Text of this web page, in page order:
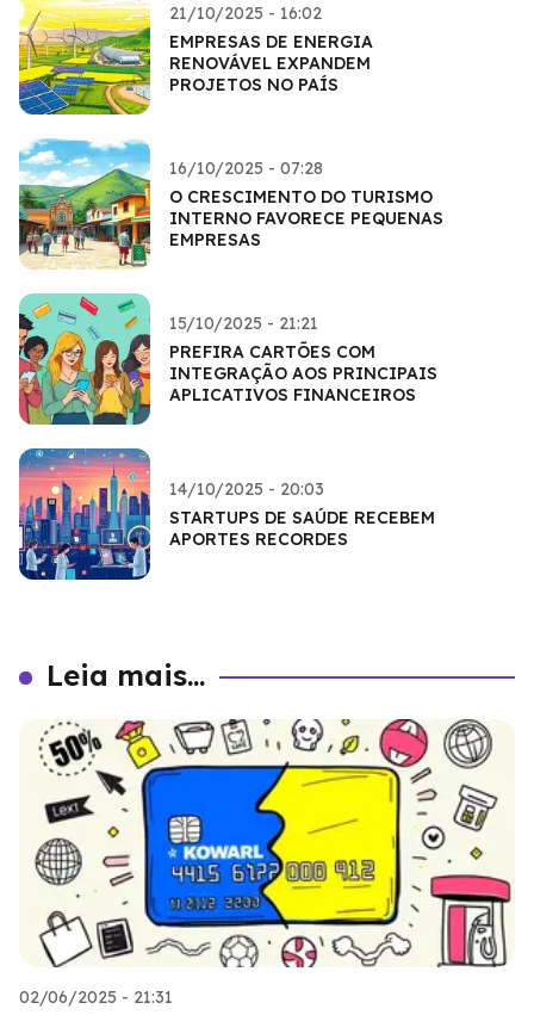
21/10/2025 - 16:02
EMPRESAS DE ENERGIA
RENOVÁVEL EXPANDEM
PROJETOS NO PAÍS
16/10/2025 - 07:28
O CRESCIMENTO DO TURISMO
INTERNO FAVORECE PEQUENAS
EMPRESAS
15/10/2025 - 21:21
PREFIRA CARTÕES COM
INTEGRAÇÃO AOS PRINCIPAIS
APLICATIVOS FINANCEIROS
14/10/2025 - 20:03
STARTUPS DE SAÚDE RECEBEM
APORTES RECORDES
Leia mais...
02/06/2025 - 21:31